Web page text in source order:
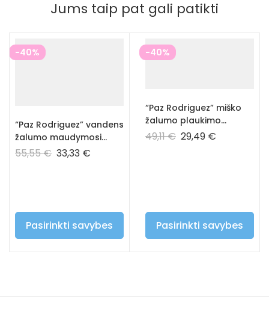
Jums taip pat gali patikti
-40%
“Paz Rodriguez” vandens
žalumo maudymosi
kostiumėlis
55,55€ 33,33 €
Pasirinkti savybes
-40%
“Paz Rodriguez” miško
žalumo plaukimo
kelnaitės
49,11€ 29,49 €
Pasirinkti savybes